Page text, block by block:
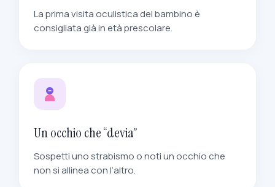
La prima visita oculistica del bambino è
consigliata già in età prescolare.
Un occhio che “devia”
Sospetti uno strabismo o noti un occhio che
non si allinea con l’altro.